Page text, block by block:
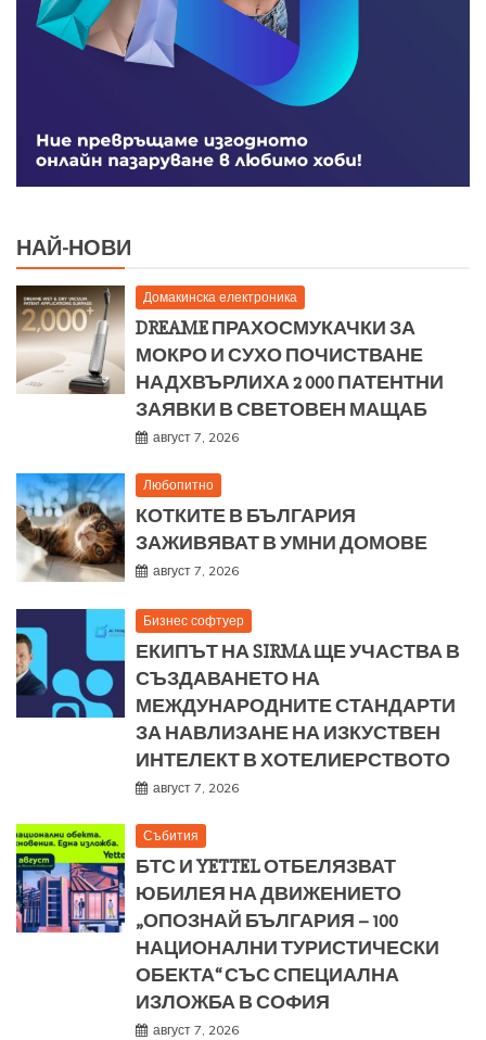
НАЙ-НОВИ
Домакинска електроника
DREAME ПРАХОСМУКАЧКИ ЗА
МОКРО И СУХО ПОЧИСТВАНЕ
НАДХВЪРЛИХА 2 000 ПАТЕНТНИ
ЗАЯВКИ В СВЕТОВЕН МАЩАБ
август 7, 2026
Любопитно
КОТКИТЕ В БЪЛГАРИЯ
ЗАЖИВЯВАТ В УМНИ ДОМОВЕ
август 7, 2026
Бизнес софтуер
ЕКИПЪТ НА SIRMA ЩЕ УЧАСТВА В
СЪЗДАВАНЕТО НА
МЕЖДУНАРОДНИТЕ СТАНДАРТИ
ЗА НАВЛИЗАНЕ НА ИЗКУСТВЕН
ИНТЕЛЕКТ В ХОТЕЛИЕРСТВОТО
август 7, 2026
Събития
БТС И YETTEL ОТБЕЛЯЗВАТ
ЮБИЛЕЯ НА ДВИЖЕНИЕТО
„ОПОЗНАЙ БЪЛГАРИЯ – 100
НАЦИОНАЛНИ ТУРИСТИЧЕСКИ
ОБЕКТА“ СЪС СПЕЦИАЛНА
ИЗЛОЖБА В СОФИЯ
август 7, 2026